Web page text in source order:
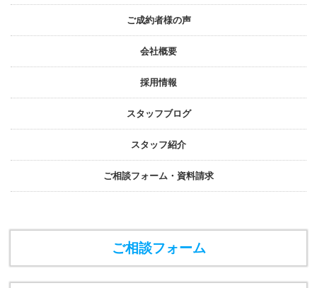
ご成約者様の声
会社概要
採⽤情報
スタッフブログ
スタッフ紹介
ご相談フォーム・資料請求
ご相談フォーム